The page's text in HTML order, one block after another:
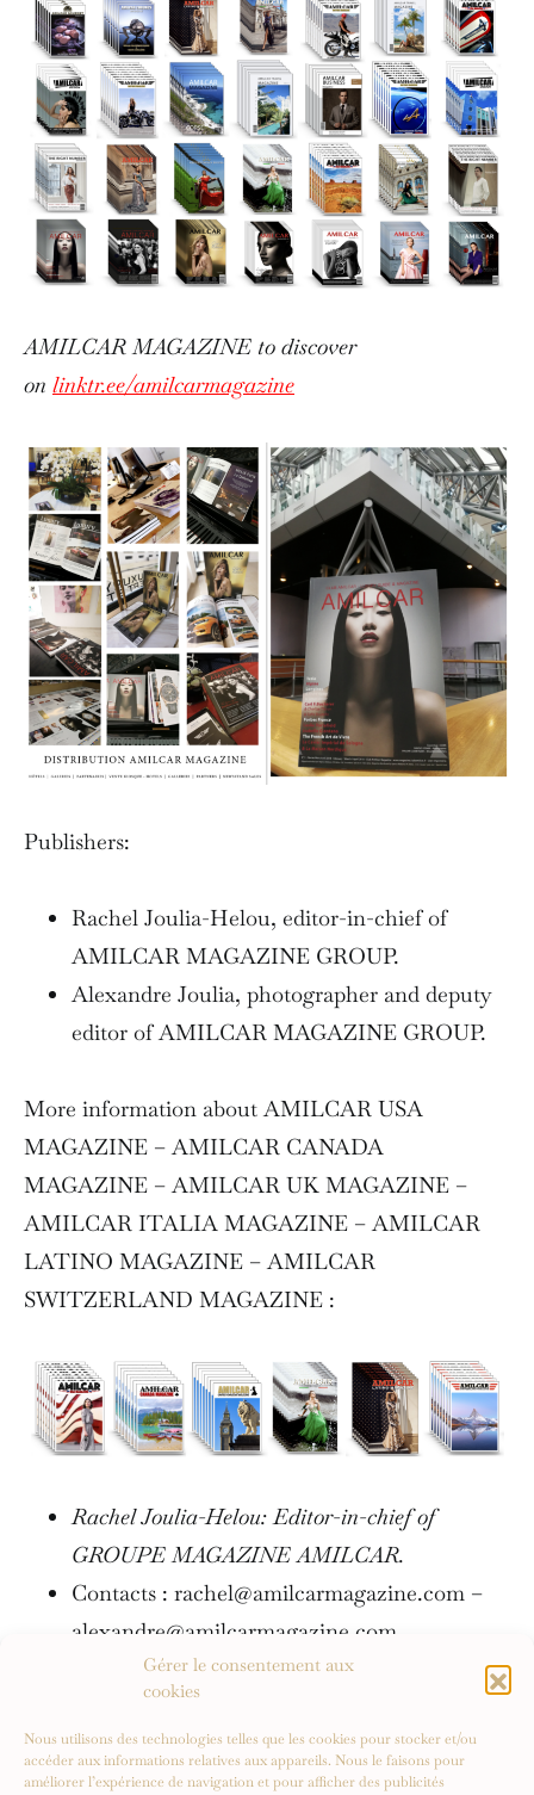
Gérer le consentement aux
cookies
Nous utilisons des technologies telles que les cookies pour stocker et/ou
accéder aux informations relatives aux appareils. Nous le faisons pour
améliorer l’expérience de navigation et pour afficher des publicités
AMILCAR MAGAZINE to discover
on linktr.ee/amilcarmagazine
Publishers:
Rachel Joulia-Helou, editor-in-chief of
AMILCAR MAGAZINE GROUP.
Alexandre Joulia, photographer and deputy
editor of AMILCAR MAGAZINE GROUP.
More information about AMILCAR USA
MAGAZINE – AMILCAR CANADA
MAGAZINE – AMILCAR UK MAGAZINE –
AMILCAR ITALIA MAGAZINE – AMILCAR
LATINO MAGAZINE – AMILCAR
SWITZERLAND MAGAZINE :
Rachel Joulia-Helou: Editor-in-chief of
GROUPE MAGAZINE AMILCAR.
Contacts : rachel@amilcarmagazine.com –
alexandre@amilcarmagazine.com
usa@amilcarmagazine.com –
Contact us:canada@amilcarmagazine.com